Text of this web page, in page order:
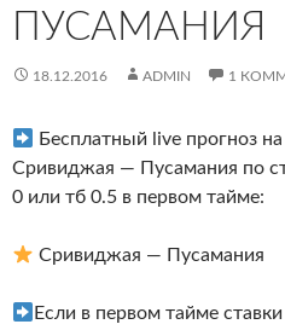
ПУСАМАНИЯ
18.12.2016 ADMIN 1
Бесплатный live прогноз
Сривиджая — Пусамания по
0 или тб 0.5 в первом тайме:
Сривиджая — Пусамания
Если в первом тайме